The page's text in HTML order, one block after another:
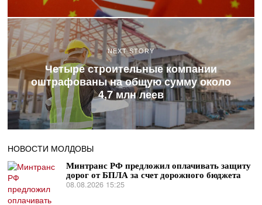
NEXT STORY
Четыре строительные компании
оштрафованы на общую сумму около
4,7 млн леев
НОВОСТИ МОЛДОВЫ
Минтранс РФ предложил оплачивать защиту
дорог от БПЛА за счет дорожного бюджета
08.08.2026 15:25